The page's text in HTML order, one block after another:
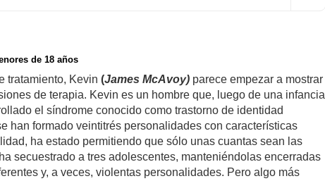
de 18 años
tratamiento, Kevin (James McAvoy) parece empezar a mostrar
de terapia. Kevin es un hombre que, luego de una infancia
el síndrome conocido como trastorno de identidad
han formado veintitrés personalidades con características
ha estado permitiendo que sólo unas cuantas sean las
secuestrado a tres adolescentes, manteniéndolas encerradas
y, a veces, violentas personalidades. Pero algo más